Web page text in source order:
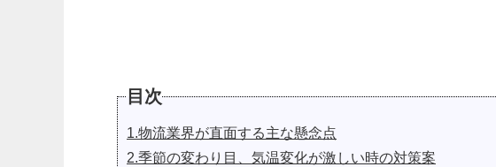
目次
1.物流業界が直面する主な懸念点
2.季節の変わり目、気温変化が激しい時の対策案